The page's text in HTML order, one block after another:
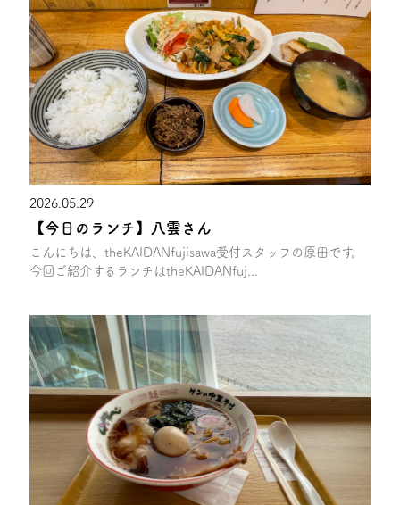
2026.05.29
【今日のランチ】八雲さん
こんにちは、theKAIDANfujisawa受付スタッフの原田です。
今回ご紹介するランチはtheKAIDANfuj...